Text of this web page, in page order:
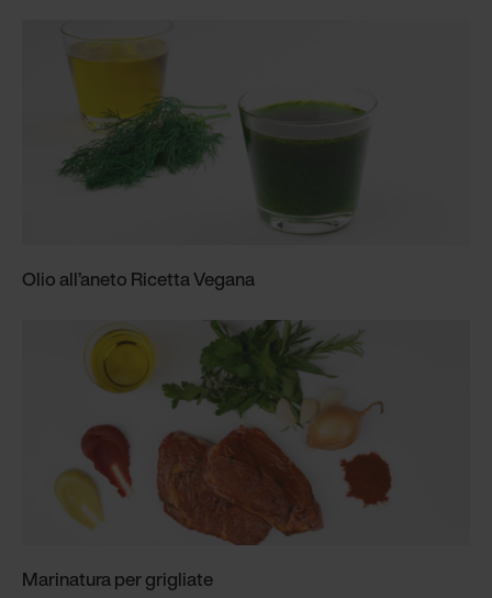
Olio all’aneto Ricetta Vegana
Marinatura per grigliate